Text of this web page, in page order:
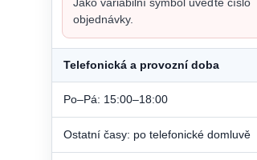
objednávky.
Telefonická a provozní doba
Po–Pá: 15:00–18:00
Ostatní časy: po telefonické domluvě